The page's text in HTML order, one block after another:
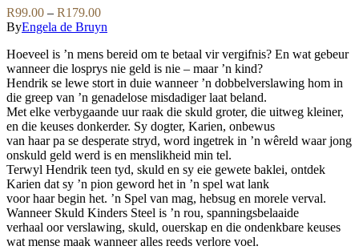
be
chosen
on
the
product
page
variants.
The
options
may
be
chosen
on
the
product
page
R99.00 – R179.00Price
range:
through
R179.00
ByEngela de Bruyn
Hoeveel is ’n mens bereid om te betaal vir vergifnis? En wat gebeur
wanneer die losprys nie geld is nie – maar ’n kind?
Hendrik se lewe stort in duie wanneer ’n dobbelverslawing hom in
die greep van ’n genadelose misdadiger laat beland.
Met elke verbygaande uur raak die skuld groter, die uitweg kleiner,
en die keuses donkerder. Sy dogter, Karien, onbewus
van haar pa se desperate stryd, word ingetrek in ’n wêreld waar jong
onskuld geld werd is en menslikheid min tel.
Terwyl Hendrik teen tyd, skuld en sy eie gewete baklei, ontdek
Karien dat sy ’n pion geword het in ’n spel wat lank
voor haar begin het. ’n Spel van mag, hebsug en morele verval.
Wanneer Skuld Kinders Steel is ’n rou, spanningsbelaaide
verhaal oor verslawing, skuld, ouerskap en die ondenkbare keuses
wat mense maak wanneer alles reeds verlore voel.